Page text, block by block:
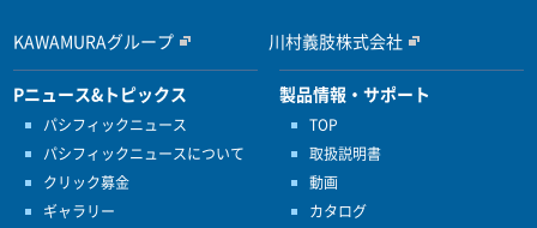
KAWAMURAグループ 川村義肢株式会社
Pニュース&トピックス
パシフィックニュース
パシフィックニュースについて
クリック募金
ギャラリー
製品情報・サポート
TOP
取扱説明書
動画
カタログ